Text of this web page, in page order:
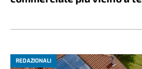
REDAZIONALI